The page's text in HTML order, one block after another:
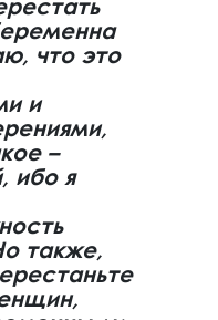
что это
и
–
ибо я
также,